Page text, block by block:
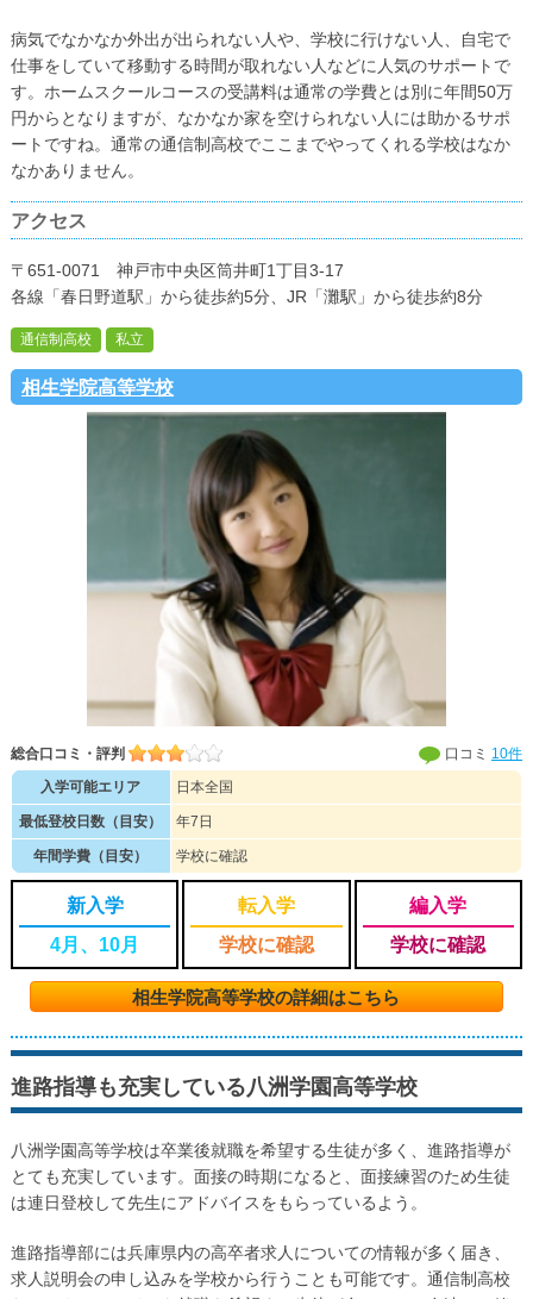
病気でなかなか外出が出られない人や、学校に行けない人、自宅で
仕事をしていて移動する時間が取れない人などに人気のサポートで
す。ホームスクールコースの受講料は通常の学費とは別に年間50万
円からとなりますが、なかなか家を空けられない人には助かるサポ
ートですね。通常の通信制高校でここまでやってくれる学校はなか
なかありません。
アクセス
〒651-0071 神戸市中央区筒井町1丁目3-17
各線「春日野道駅」から徒歩約5分、JR「灘駅」から徒歩約8分
相生学院高等学校
通信制高校 私立
総合口コミ・評判 口コミ 10件
入学可能エリア
日本全国
最低登校日数（目安） 年7日
年間学費（目安） 学校に確認
新入学
4月、10月
転入学
学校に確認
編入学
学校に確認
相生学院高等学校の詳細はこちら
進路指導も充実している八洲学園高等学校
八洲学園高等学校は卒業後就職を希望する生徒が多く、進路指導が
とても充実しています。面接の時期になると、面接練習のため生徒
は連日登校して先生にアドバイスをもらっているよう。
進路指導部には兵庫県内の高卒者求人についての情報が多く届き、
求人説明会の申し込みを学校から行うことも可能です。通信制高校